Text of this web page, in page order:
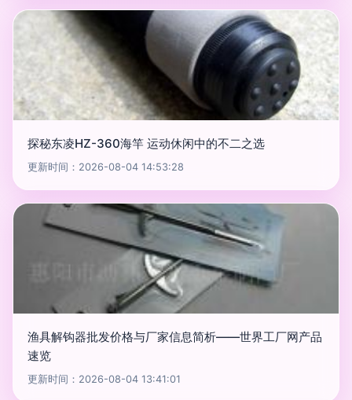
探秘东凌HZ-360海竿 运动休闲中的不二之选
更新时间：2026-08-04 14:53:28
渔具解钩器批发价格与厂家信息简析——世界工厂网产品
速览
更新时间：2026-08-04 13:41:01